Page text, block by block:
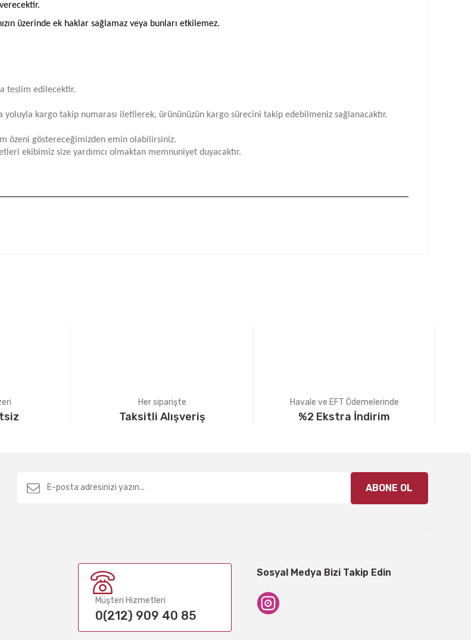
üzerinde ek haklar sağlamaz veya bunları etkilemez.
teslim edilecektir.
kargo takip numarası iletilerek, ürününüzün kargo sürecini takip edebilmeniz sağlanacaktır.
özeni göstereceğimizden emin olabilirsiniz.
ekibimiz size yardımcı olmaktan memnuniyet duyacaktır.
Her siparişte
Taksitli Alışveriş
Havale ve EFT Ödemelerinde
%2 Ekstra İndirim
ABONE OL
Müşteri Hizmetleri
0(212) 909 40 85
Sosyal Medya Bizi Takip Edin